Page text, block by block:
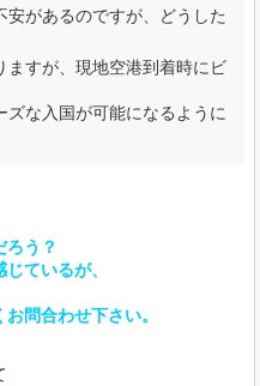
安があるのですが、どうした
ますが、現地空港到着時にビ
ズな入国が可能になるように
ろう？
ているが、
問合わせ下さい。